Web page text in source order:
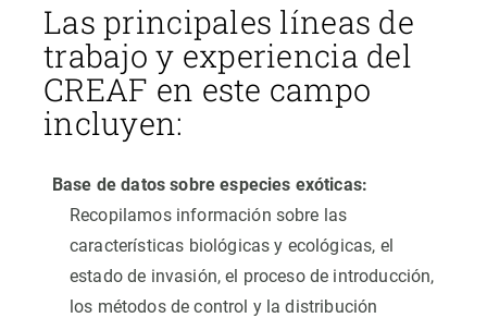
Las principales líneas de
trabajo y experiencia del
CREAF en este campo
incluyen:
Base de datos sobre especies exóticas:
Recopilamos información sobre las
características biológicas y ecológicas, el
estado de invasión, el proceso de introducción,
los métodos de control y la distribución